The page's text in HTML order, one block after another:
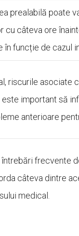
prealabilă poate
cu câteva ore
în funcție de cazul
riscurile asociate
este important să
anterioare
întrebări frecvente
câteva dintre
medical.